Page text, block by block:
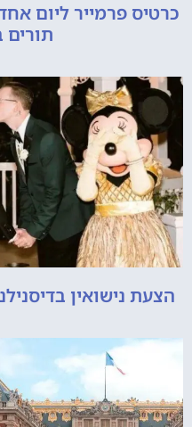
כרטיס פרמייר ליום
הצעת נישואין